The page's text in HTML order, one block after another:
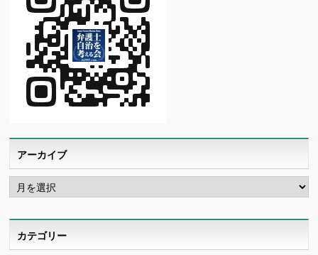
アーカイブ
ア
ー
カ
カテゴリー